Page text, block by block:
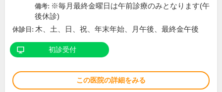
備考: ※毎月最終金曜日は午前診療のみとなります(午
後休診)
休診日: 木、土、日、祝、年末年始、月午後、最終金午後
初診受付
この医院の詳細をみる